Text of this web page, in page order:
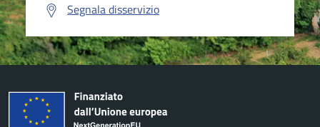
Segnala disservizio